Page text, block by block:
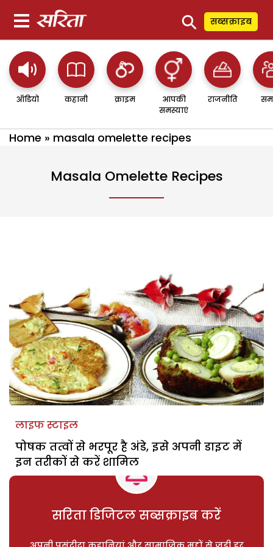
⚲ सब्सक्राइब
ऑडियो कहानी क्राइम
आपकी
समस्याएं
राजनीति
Home » masala omelette recipes
Masala Omelette Recipes
लाइफ स्टाइल
पोषक तत्वों से भरपूर है अंडे, इसे अपनी डाइट में
इन तरीकों से करें शामिल
सरिता डिजिटल सब्सक्राइब करें